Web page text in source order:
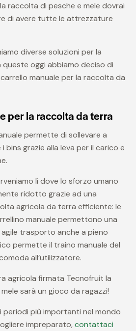
raccolta di pesche e mele dovrai
di avere tutte le attrezzature
diverse soluzioni per la
oggi abbiamo deciso di
manuale per la raccolta da
per la raccolta da terra
permette di sollevare a
bins grazie alla leva per il carico e
lì dove lo sforzo umano
ridotto grazie ad una
agricola da terra efficiente: le
manuale permettono una
trasporto anche a pieno
permette il traino manuale del
all’utilizzatore.
agricola firmata Tecnofruit la
sarà un gioco da ragazzi!
periodi più importanti nel mondo
impreparato, contattaci